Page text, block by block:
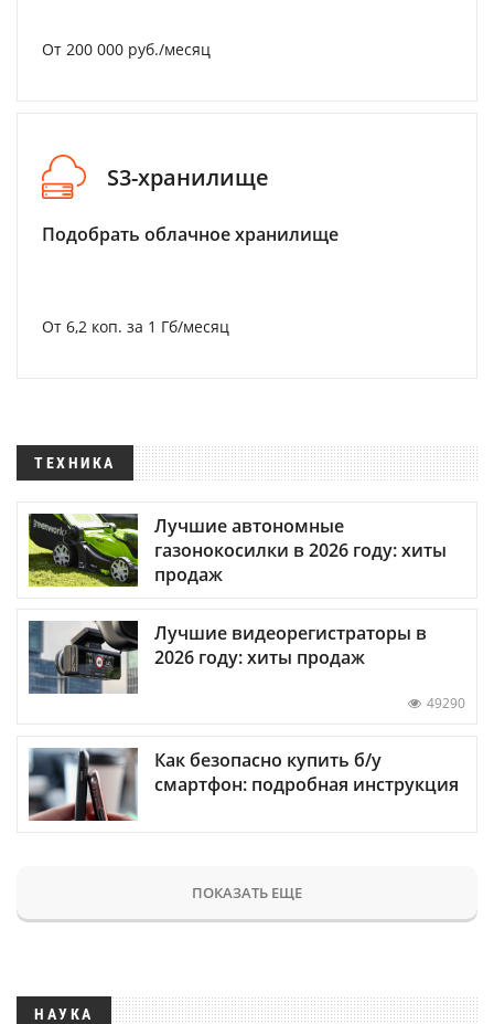
От 200 000 руб./месяц
S3-хранилище
Подобрать облачное хранилище
От 6,2 коп. за 1 Гб/месяц
ТЕХНИКА
Лучшие автономные
газонокосилки в 2026 году: хиты
продаж
Лучшие видеорегистраторы в
2026 году: хиты продаж
49290
Как безопасно купить б/у
смартфон: подробная инструкция
ПОКАЗАТЬ ЕЩЕ
НАУКА